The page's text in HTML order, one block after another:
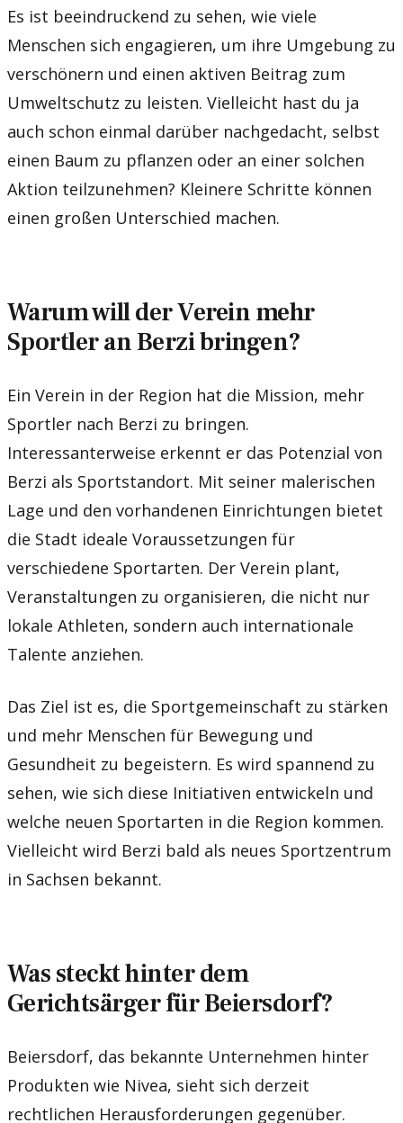
Es ist beeindruckend zu sehen, wie viele
Menschen sich engagieren, um ihre Umgebung zu
verschönern und einen aktiven Beitrag zum
Umweltschutz zu leisten. Vielleicht hast du ja
auch schon einmal darüber nachgedacht, selbst
einen Baum zu pflanzen oder an einer solchen
Aktion teilzunehmen? Kleinere Schritte können
einen großen Unterschied machen.
Warum will der Verein mehr
Sportler an Berzi bringen?
Ein Verein in der Region hat die Mission, mehr
Sportler nach Berzi zu bringen.
Interessanterweise erkennt er das Potenzial von
Berzi als Sportstandort. Mit seiner malerischen
Lage und den vorhandenen Einrichtungen bietet
die Stadt ideale Voraussetzungen für
verschiedene Sportarten. Der Verein plant,
Veranstaltungen zu organisieren, die nicht nur
lokale Athleten, sondern auch internationale
Talente anziehen.
Das Ziel ist es, die Sportgemeinschaft zu stärken
und mehr Menschen für Bewegung und
Gesundheit zu begeistern. Es wird spannend zu
sehen, wie sich diese Initiativen entwickeln und
welche neuen Sportarten in die Region kommen.
Vielleicht wird Berzi bald als neues Sportzentrum
in Sachsen bekannt.
Was steckt hinter dem
Gerichtsärger für Beiersdorf?
Beiersdorf, das bekannte Unternehmen hinter
Produkten wie Nivea, sieht sich derzeit
rechtlichen Herausforderungen gegenüber.